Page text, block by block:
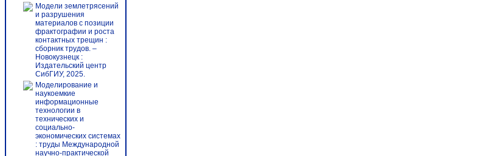
Модели землетрясений
и разрушения
материалов с позиции
фрактографии и роста
контактных трещин :
сборник трудов. –
Новокузнецк :
Издательский центр
СибГИУ, 2025.
Моделирование и
наукоемкие
информационные
технологии в
технических и
социально-
экономических системах
: труды Международной
научно-практической